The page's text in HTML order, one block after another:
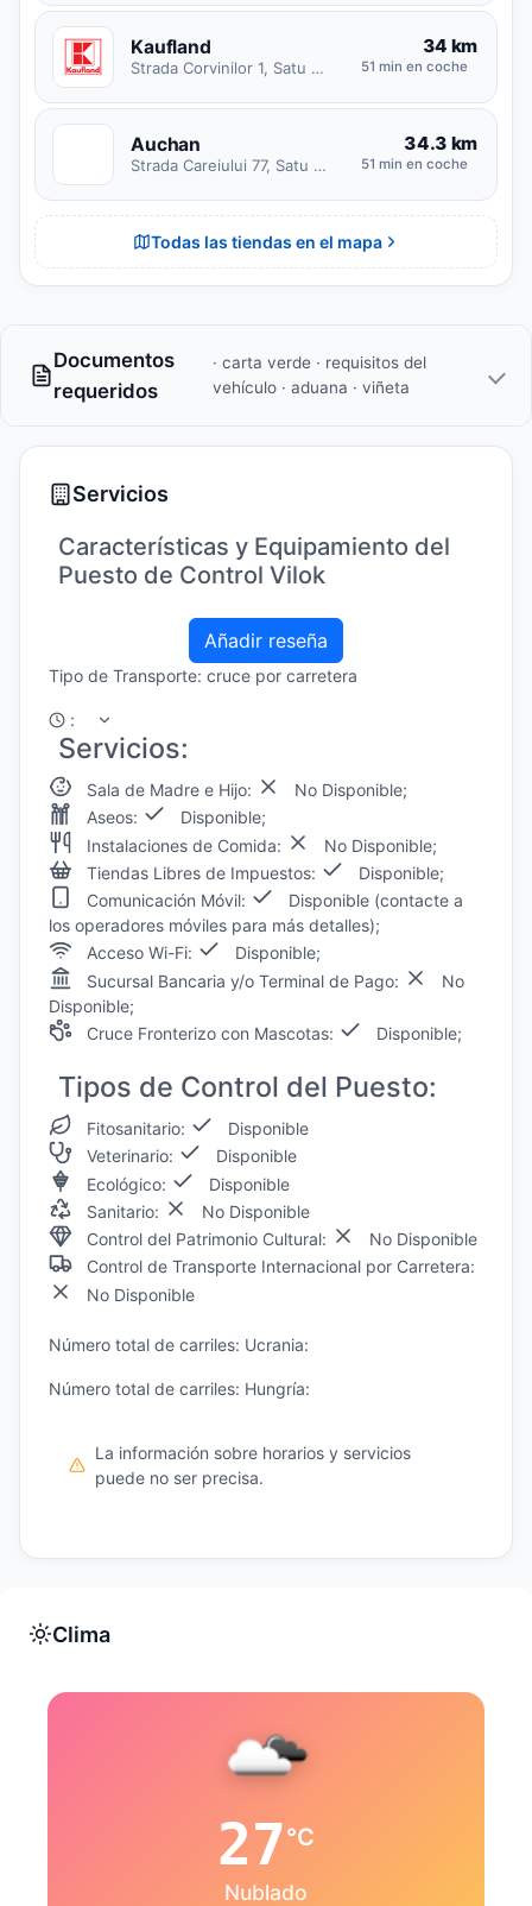
Kaufland
Strada Corvinilor 1, Satu Mare
34 km
51 min en coche
Auchan
Strada Careiului 77, Satu Mare
34.3 km
51 min en coche
Todas las tiendas en el mapa
Documentos
requeridos
· carta verde · requisitos del
vehículo · aduana · viñeta
Servicios
Características y Equipamiento del
Puesto de Control Vilok
Añadir reseña
Tipo de Transporte: cruce por carretera
:
Servicios:
Sala de Madre e Hijo:
No Disponible;
Aseos:
Disponible;
Instalaciones de Comida:
No Disponible;
Tiendas Libres de Impuestos:
Disponible;
Comunicación Móvil:
Disponible (contacte a
los operadores móviles para más detalles);
Acceso Wi-Fi:
Disponible;
Sucursal Bancaria y/o Terminal de Pago:
No
Disponible;
Cruce Fronterizo con Mascotas:
Disponible;
Tipos de Control del Puesto:
Fitosanitario:
Disponible
Veterinario:
Disponible
Ecológico:
Disponible
Sanitario:
No Disponible
Control del Patrimonio Cultural:
No Disponible
Control de Transporte Internacional por Carretera:
No Disponible
Número total de carriles: Ucrania:
Número total de carriles: Hungría:
La información sobre horarios y servicios
puede no ser precisa.
Clima
27°C
Nublado